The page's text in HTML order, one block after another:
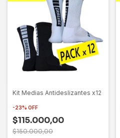
Kit Medias Antideslizantes x12
-23% OFF
$115.000,00
$150.000,00